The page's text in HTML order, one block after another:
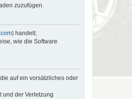
zuzufügen.
) handelt;
wie die Software
auf ein vorsätzliches oder
und der Verletzung